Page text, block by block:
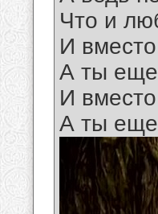
Что и
И
А ты еще
И
А ты еще